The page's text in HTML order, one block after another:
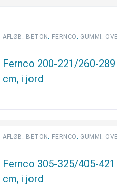
AFLØB , BETON, FERNCO , GUMMI,
Fernco 200-221/260-
cm, i jord
AFLØB , BETON, FERNCO , GUMMI,
Fernco 305-325/405-
cm, i jord